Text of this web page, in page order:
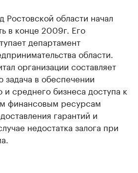
Ростовской области начал
в конце 2009г. Его
департамент
области.
организации составляет
задача в обеспечении
и среднего бизнеса доступа к
финансовым ресурсам
гарантий и
недостатка залога при